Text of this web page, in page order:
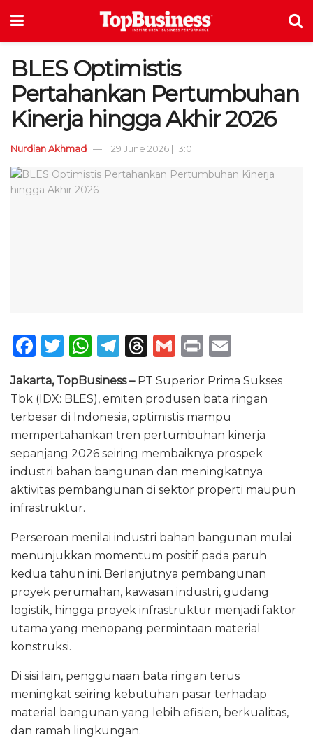
BLES Optimistis
Pertahankan Pertumbuhan
Kinerja hingga Akhir 2026
Nurdian Akhmad 29 June 2026 | 13:01
F
c
e
b
o
o
k
T
it
te
r
W
h
a
ts
A
p
p
T
e
g
ra
m
T
re
a
d
s
G
ai
l
P
n
t
ai
Jakarta, TopBusiness – PT Superior Prima Sukses
Tbk (IDX: BLES), emiten produsen bata ringan
terbesar di Indonesia, optimistis mampu
mempertahankan tren pertumbuhan kinerja
sepanjang 2026 seiring membaiknya prospek
industri bahan bangunan dan meningkatnya
aktivitas pembangunan di sektor properti maupun
infrastruktur.
Perseroan menilai industri bahan bangunan mulai
menunjukkan momentum positif pada paruh
kedua tahun ini. Berlanjutnya pembangunan
proyek perumahan, kawasan industri, gudang
logistik, hingga proyek infrastruktur menjadi faktor
utama yang menopang permintaan material
konstruksi.
Di sisi lain, penggunaan bata ringan terus
meningkat seiring kebutuhan pasar terhadap
material bangunan yang lebih efisien, berkualitas,
dan ramah lingkungan.